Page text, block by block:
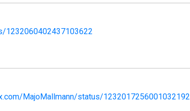
1232060402437103622
MajoMallmann/status/1232017256001032192